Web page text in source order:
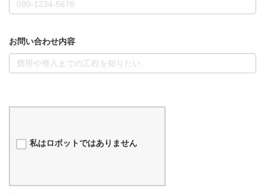
お問い合わせ内容
私はロボットではありません